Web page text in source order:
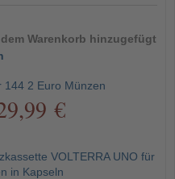
Warenkorb hinzugefügt
144 2 Euro Münzen
€
VOLTERRA UNO für
in Kapseln